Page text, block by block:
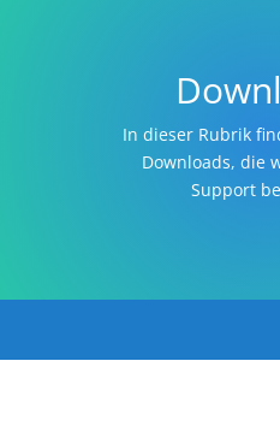
In dieser Rubrik
Downloads, die
Support